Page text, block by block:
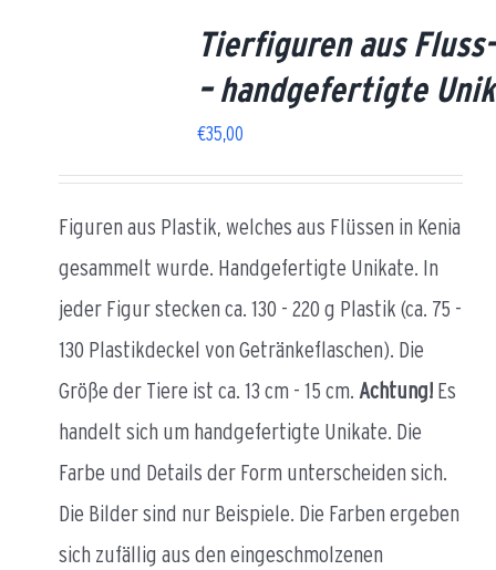
Tierfiguren aus
– handgefertigte
€35,00
Figuren aus Plastik, welches aus Flüssen in Kenia
gesammelt wurde. Handgefertigte Unikate. In
jeder Figur stecken ca. 130 - 220 g Plastik (ca. 75 -
130 Plastikdeckel von Getränkeflaschen). Die
Größe der Tiere ist ca. 13 cm - 15 cm. Achtung! Es
handelt sich um handgefertigte Unikate. Die
Farbe und Details der Form unterscheiden sich.
Die Bilder sind nur Beispiele. Die Farben ergeben
sich zufällig aus den eingeschmolzenen